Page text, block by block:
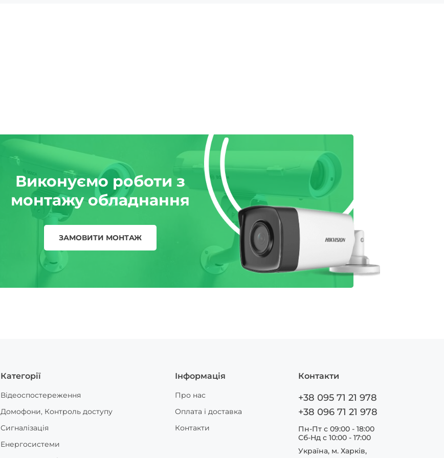
Виконуємо роботи з
монтажу обладнання
ЗАМОВИТИ МОНТАЖ
Категорії
Відеоспостереження
Домофони, Контроль доступу
Сигналізація
Енергосистеми
Інформація
Про нас
Оплата і доставка
Контакти
Контакти
+38 095 71 21 978
+38 096 71 21 978
Пн-Пт с 09:00 - 18:00
Сб-Нд c 10:00 - 17:00
Україна, м. Харків,